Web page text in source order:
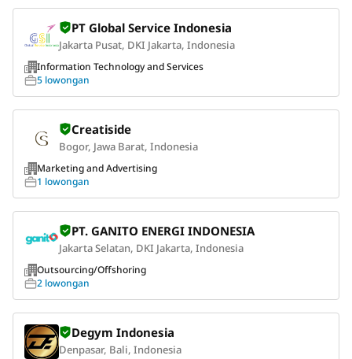
PT Global Service Indonesia
Jakarta Pusat, DKI Jakarta, Indonesia
Information Technology and Services
5 lowongan
Creatiside
Bogor, Jawa Barat, Indonesia
Marketing and Advertising
1 lowongan
PT. GANITO ENERGI INDONESIA
Jakarta Selatan, DKI Jakarta, Indonesia
Outsourcing/Offshoring
2 lowongan
Degym Indonesia
Denpasar, Bali, Indonesia